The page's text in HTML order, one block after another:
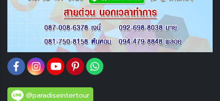
@paradiseintertour